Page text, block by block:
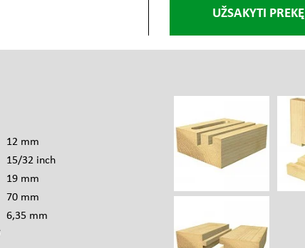
UŽSAKYTI PREKĘ
12 mm
15/32 inch
19 mm
70 mm
6,35 mm